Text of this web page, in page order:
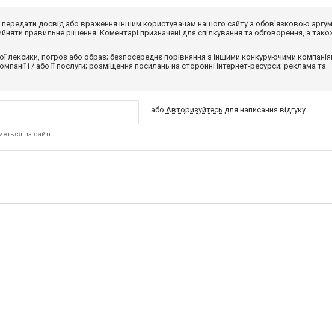
передати досвід або враження іншим користувачам нашого сайту з обов'язковою
правильне рішення. Коментарі призначені для спілкування та обговорення, а
лексики, погроз або образ; безпосереднє порівняння з іншими конкуруючими
і / або її послуги; розміщення посилань на сторонні інтернет-ресурси; реклама та
на сайті
або Авторизуйтесь для написання відгуку